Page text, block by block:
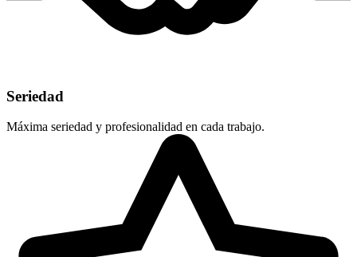
Seriedad
Máxima seriedad y profesionalidad en cada trabajo.